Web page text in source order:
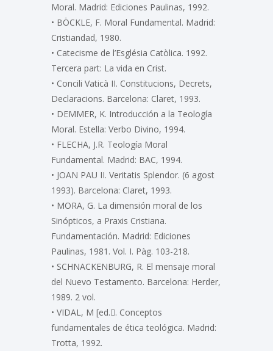
Moral. Madrid: Ediciones Paulinas, 1992.
• BÖCKLE, F. Moral Fundamental. Madrid:
Cristiandad, 1980.
• Catecisme de l’Església Catòlica. 1992.
Tercera part: La vida en Crist.
• Concili Vaticà II. Constitucions, Decrets,
Declaracions. Barcelona: Claret, 1993.
• DEMMER, K. Introducción a la Teología
Moral. Estella: Verbo Divino, 1994.
• FLECHA, J.R. Teología Moral
Fundamental. Madrid: BAC, 1994.
• JOAN PAU II. Veritatis Splendor. (6 agost
1993). Barcelona: Claret, 1993.
• MORA, G. La dimensión moral de los
Sinópticos, a Praxis Cristiana.
Fundamentación. Madrid: Ediciones
Paulinas, 1981. Vol. I. Pàg. 103-218.
• SCHNACKENBURG, R. El mensaje moral
del Nuevo Testamento. Barcelona: Herder,
1989. 2 vol.
• VIDAL, M [ed.. Conceptos
fundamentales de ética teológica. Madrid:
Trotta, 1992.